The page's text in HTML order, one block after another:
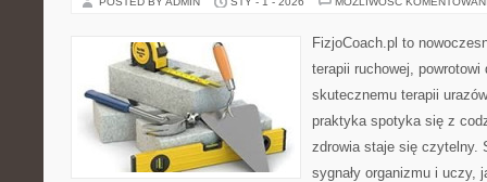
FizjoCoach.pl to
terapii ruchowej, powrotowi
skutecznemu terapii
praktyka spotyka się z
zdrowia staje się czytelny.
sygnały organizmu i uczy,